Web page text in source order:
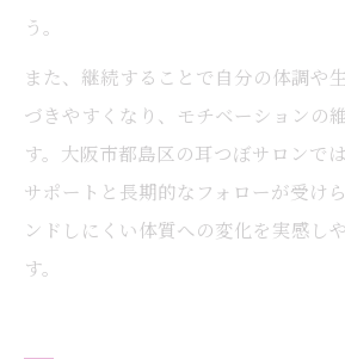
う。
また、継続することで自分の体調や
づきやすくなり、モチベーションの
す。大阪市都島区の耳つぼサロンで
サポートと長期的なフォローが受け
ンドしにくい体質への変化を実感し
す。